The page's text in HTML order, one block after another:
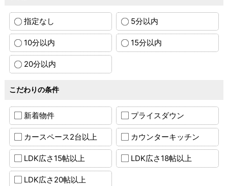
指定なし 5分以内
10分以内 15分以内
20分以内
こだわりの条件
新着物件 プライスダウン
カースペース2台以上 カウンターキッチン
LDK広さ15帖以上 LDK広さ18帖以上
LDK広さ20帖以上